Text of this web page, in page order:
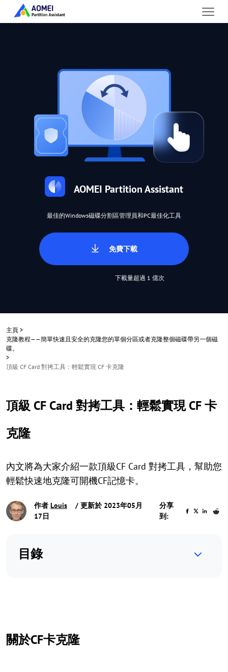
AOMEI Partition Assistant
最佳的Windows磁碟分割區管理員和PC最佳化工具
免費下載
下載量超過 1 億次
主頁 >
克隆教程——簡單快速且安全的克隆您的單個分區或者克隆整個磁碟帶另一個磁
碟。
>
頂級 CF Card 對拷工具：輕鬆實現 CF 卡克隆
頂級 CF Card 對拷工具：輕鬆實現 CF 卡
克隆
內文將為大家介紹一款頂級CF Card 對拷工具，幫助您
輕鬆快速地克隆可開機CF記憶卡。
作者 Louis
/ 更新於 2023年05月
17日
分享
到:
目錄
關於CF卡克隆